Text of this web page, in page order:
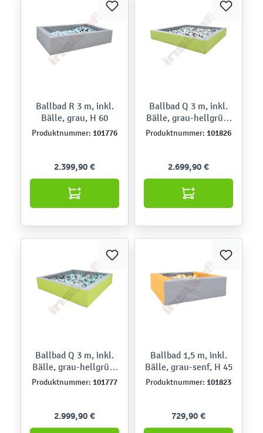
Ballbad R 3 m, inkl.
Bälle, grau, H 60
Produktnummer: 101776
2.399,90 €
Ballbad Q 3 m, inkl.
Bälle, grau-hellgrün,
H 45
Produktnummer: 101826
2.699,90 €
Ballbad Q 3 m, inkl.
Bälle, grau-hellgrün,
H 60
Produktnummer: 101777
2.999,90 €
Ballbad 1,5 m, inkl.
Bälle, grau-senf, H 45
Produktnummer: 101823
729,90 €